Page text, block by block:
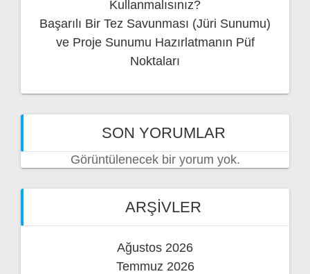
Kullanmalısınız?
Başarılı Bir Tez Savunması (Jüri Sunumu)
ve Proje Sunumu Hazırlatmanın Püf
Noktaları
SON YORUMLAR
Görüntülenecek bir yorum yok.
ARŞIVLER
Ağustos 2026
Temmuz 2026